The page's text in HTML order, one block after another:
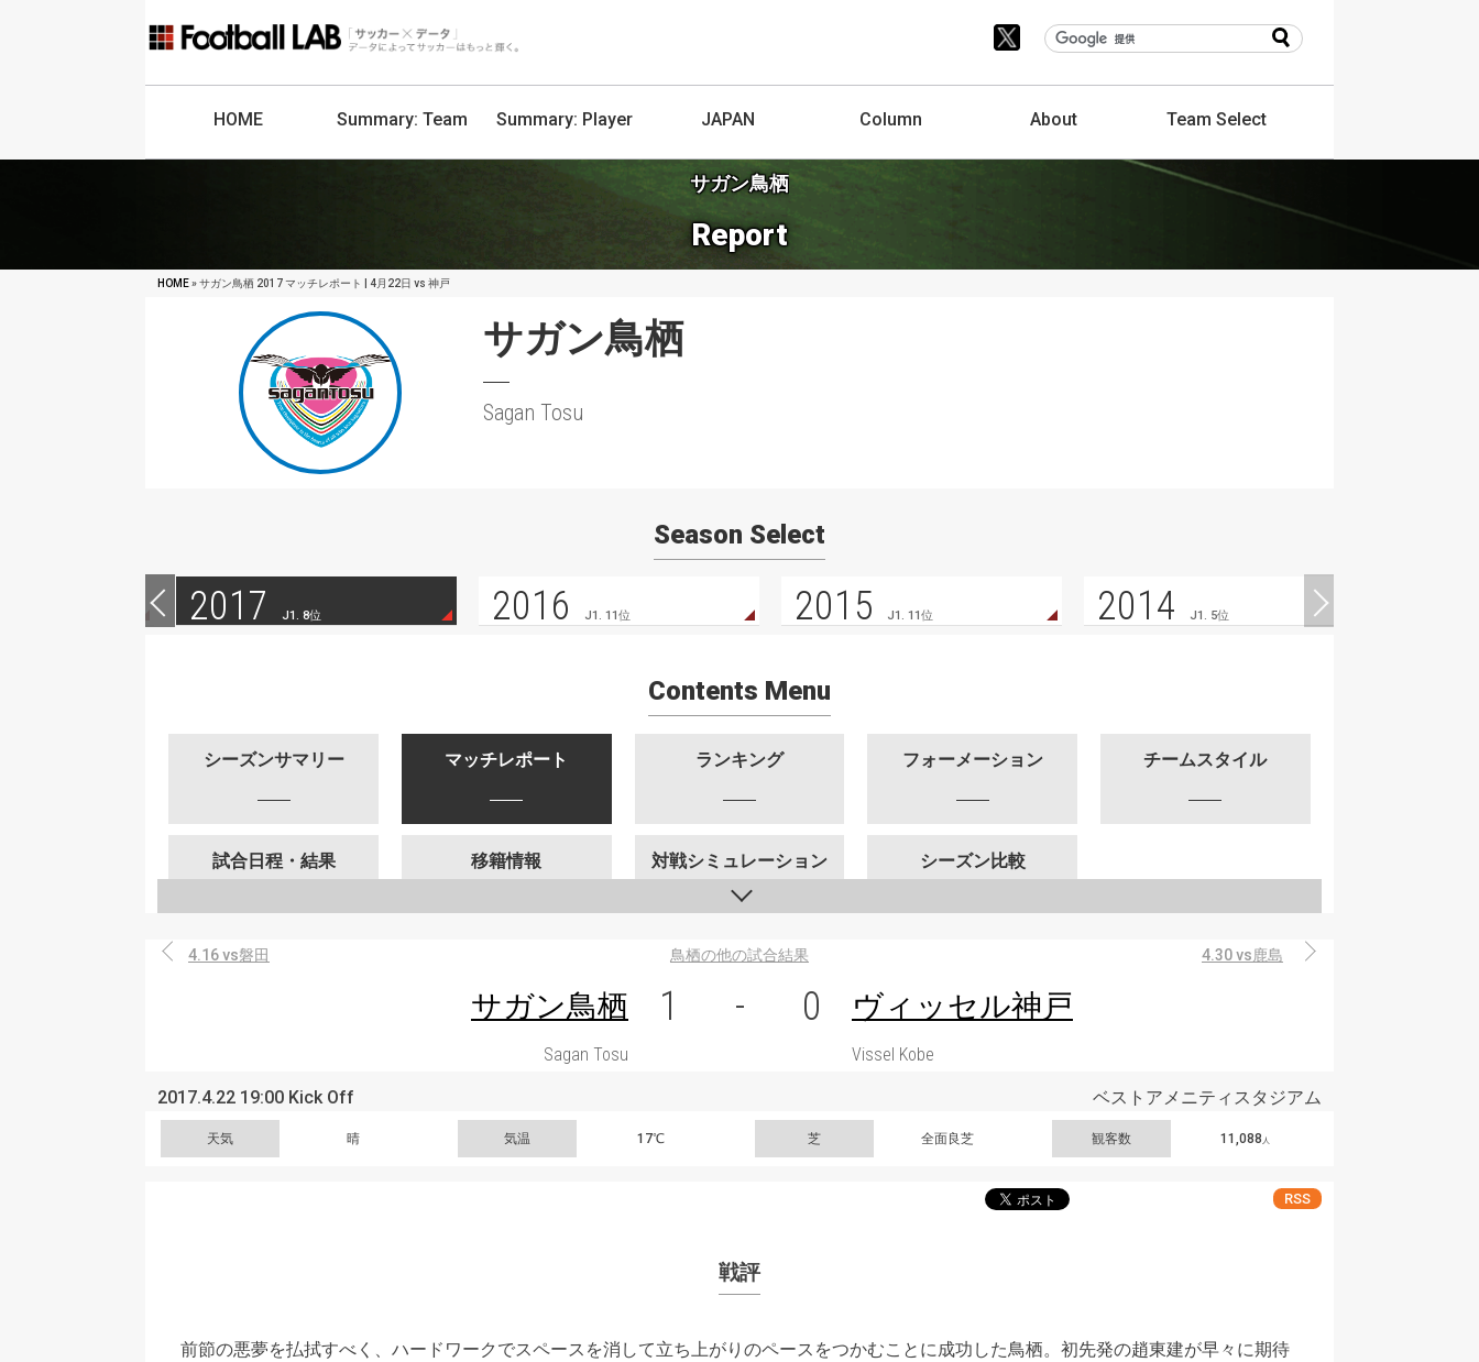
HOME Summary: Team Summary: Player JAPAN Column About TeamSelect
サガン鳥栖
Report
HOME» サガン鳥栖 2017 マッチレポート | 4月22日 vs 神戸
サガン鳥栖
Sagan Tosu
Season Select
2017 J1. 8位 2016 J1. 11位 2015 J1. 11位 2014 J1. 5位
Contents Menu
シーズンサマリー マッチレポート ランキング フォーメーション チームスタイル
試合日程・結果 移籍情報 対戦シミュレーション シーズン比較
4.16 vs磐田 鳥栖の他の試合結果 4.30 vs鹿島
サガン鳥栖 1 - 0 ヴィッセル神戸
Sagan Tosu Vissel Kobe
2017.4.22 19:00 Kick Off ベストアメニティスタジアム
天気 晴 気温 17℃ 芝 全面良芝 観客数 11,088 人
RSS
戦評
前節の悪夢を払拭すべく、ハードワークでスペースを消して立ち上がりのペースをつかむことに成功した鳥栖。初先発の趙東建が早々に期待